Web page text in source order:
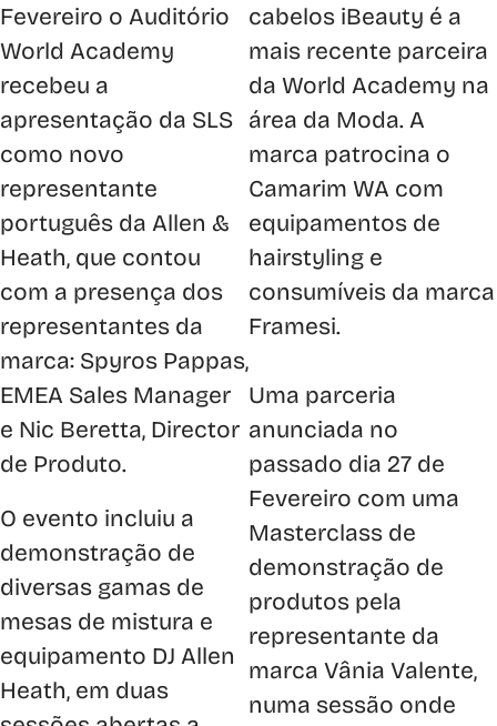
Fevereiro o Auditório
World Academy
recebeu a
apresentação da SLS
como novo
representante
português da Allen &
Heath, que contou
com a presença dos
representantes da
marca: Spyros Pappas,
EMEA Sales Manager
e Nic Beretta, Director
de Produto.
O evento incluiu a
demonstração de
diversas gamas de
mesas de mistura e
equipamento DJ Allen
Heath, em duas
cabelos iBeauty é a
mais recente parceira
da World Academy na
área da Moda. A
marca patrocina o
Camarim WA com
equipamentos de
hairstyling e
consumíveis da marca
Framesi.
Uma parceria
anunciada no
passado dia 27 de
Fevereiro com uma
Masterclass de
demonstração de
produtos pela
representante da
marca Vânia Valente,
numa sessão onde